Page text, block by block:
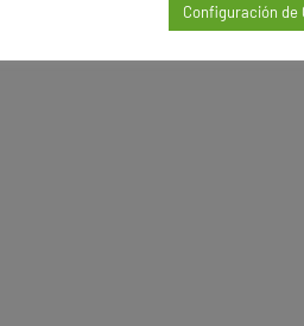
Configuración de